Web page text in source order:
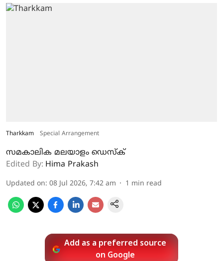
Tharkkam Special Arrangement
സമകാലിക മലയാളം ഡെസ്ക്
Edited By: Hima Prakash
Updated on: 08 Jul 2026, 7:42 am 1 min read
Add as a preferred source
on Google